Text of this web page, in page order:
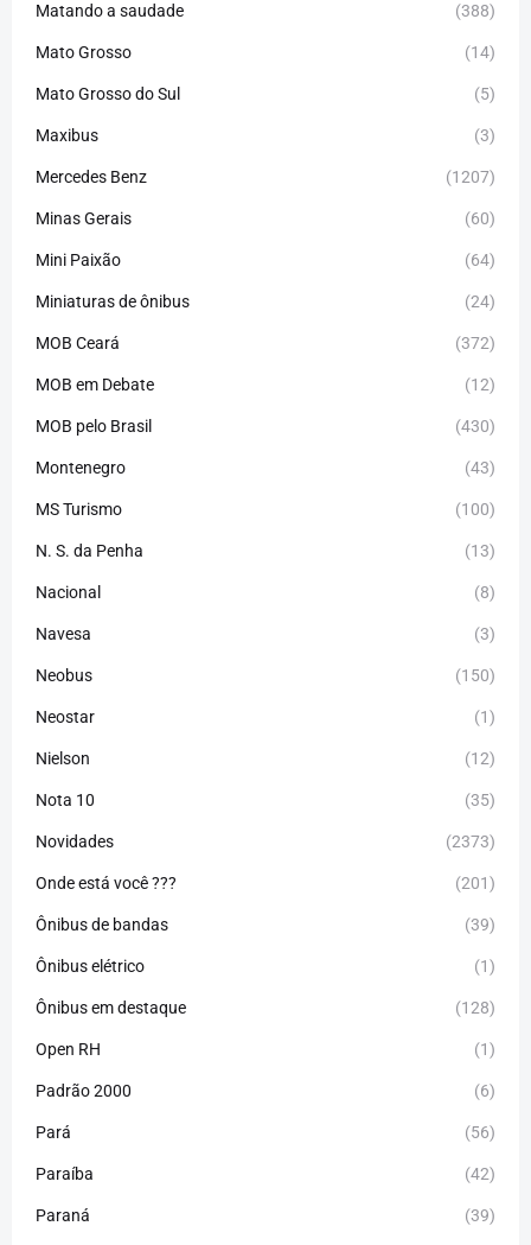
Matando a saudade (388)
Mato Grosso (14)
Mato Grosso do Sul (5)
Maxibus (3)
Mercedes Benz (1207)
Minas Gerais (60)
Mini Paixão (64)
Miniaturas de ônibus (24)
MOB Ceará (372)
MOB em Debate (12)
MOB pelo Brasil (430)
Montenegro (43)
MS Turismo (100)
N. S. da Penha (13)
Nacional (8)
Navesa (3)
Neobus (150)
Neostar (1)
Nielson (12)
Nota 10 (35)
Novidades (2373)
Onde está você ??? (201)
Ônibus de bandas (39)
Ônibus elétrico (1)
Ônibus em destaque (128)
Open RH (1)
Padrão 2000 (6)
Pará (56)
Paraíba (42)
Paraná (39)